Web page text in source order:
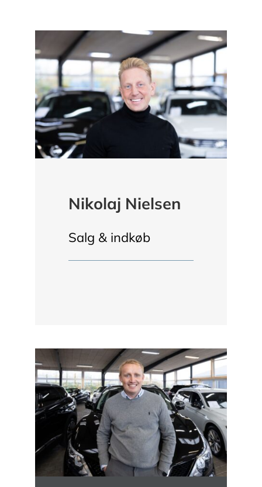
Nikolaj Nielsen
Salg & indkøb